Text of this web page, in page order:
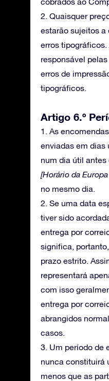
2. Quaisquer
estarão sujeitos a
erros tipográficos.
responsável
erros de
tipográficos.
Artigo 6.º
1. As
enviadas em dias
num dia útil antes
[Horário da
no mesmo dia.
2. Se uma data
tiver sido
entrega por
significa,
prazo estrito.
representará
com isso
entrega por
abrangidos
casos.
3. Um período de
nunca constituirá
menos que as